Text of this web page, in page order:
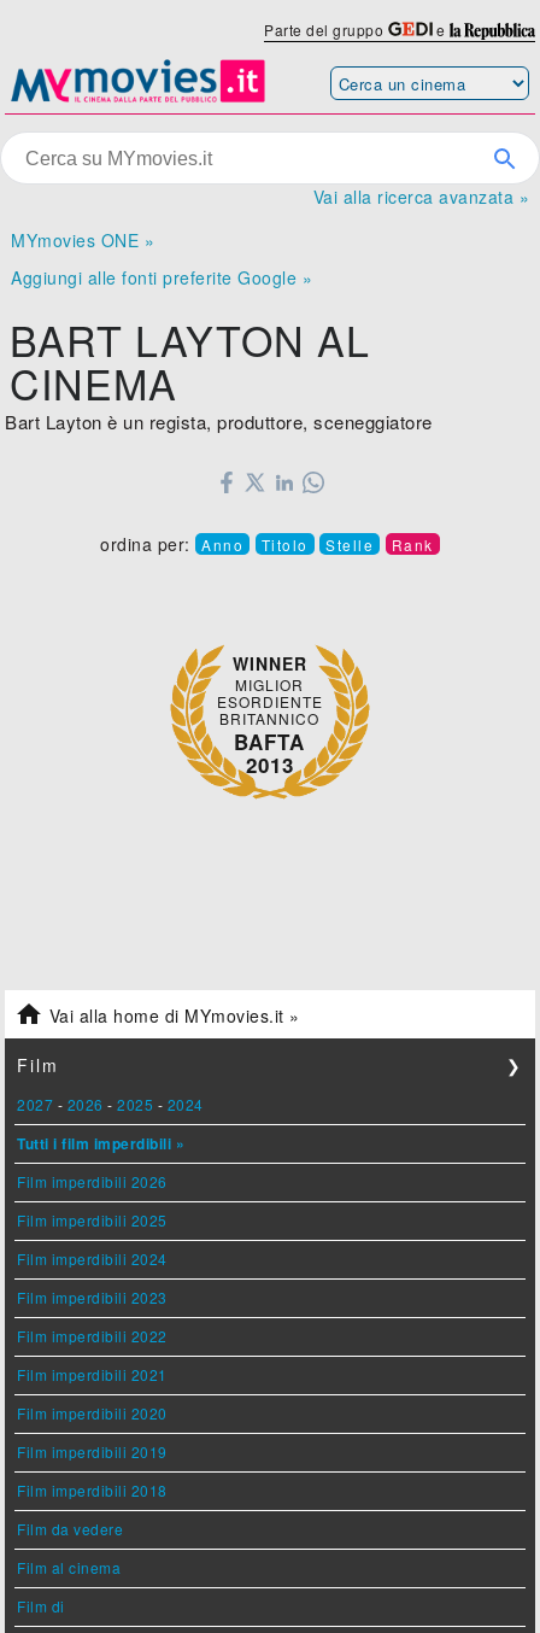
Parte del gruppo e
Vai alla ricerca avanzata »
MYmovies ONE »
Aggiungi alle fonti preferite Google »
BART LAYTON AL
CINEMA
Bart Layton è un regista, produttore, sceneggiatore
ordina per: Anno Titolo Stelle Rank
WINNER
MIGLIOR
ESORDIENTE
BRITANNICO
BAFTA
2013
 Vai alla home di MYmovies.it »
Film ❯
2027 - 2026 -2025 - 2024
Tutti i film imperdibili »
Film imperdibili 2026
Film imperdibili 2025
Film imperdibili 2024
Film imperdibili 2023
Film imperdibili 2022
Film imperdibili 2021
Film imperdibili 2020
Film imperdibili 2019
Film imperdibili 2018
Film da vedere
Film al cinema
Film di